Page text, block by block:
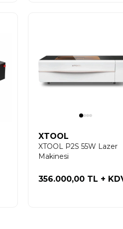
XTOOL
XTOOL P2S 55W Lazer
Makinesi
356.000,00 TL +